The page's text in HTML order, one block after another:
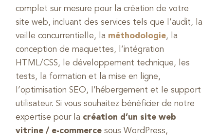
complet sur mesure pour la création de votre
site web, incluant des services tels que l’audit, la
veille concurrentielle, la méthodologie, la
conception de maquettes, l’intégration
HTML/CSS, le développement technique, les
tests, la formation et la mise en ligne,
l’optimisation SEO, l’hébergement et le support
utilisateur. Si vous souhaitez bénéficier de notre
expertise pour la création d’un site web
vitrine / e-commerce sous WordPress,